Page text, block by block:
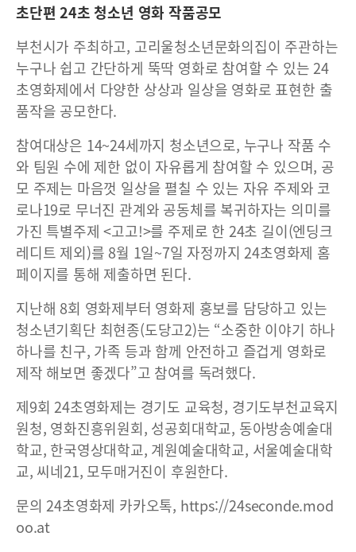
초단편 24초 청소년 영화 작품공모
부천시가 주최하고, 고리울청소년문화의집이 주관하는
누구나 쉽고 간단하게 뚝딱 영화로 참여할 수 있는 24
초영화제에서 다양한 상상과 일상을 영화로 표현한 출
품작을 공모한다.
참여대상은 14~24세까지 청소년으로, 누구나 작품 수
와 팀원 수에 제한 없이 자유롭게 참여할 수 있으며, 공
모 주제는 마음껏 일상을 펼칠 수 있는 자유 주제와 코
로나19로 무너진 관계와 공동체를 복귀하자는 의미를
가진 특별주제 <고고!>를 주제로 한 24초 길이(엔딩크
레디트 제외)를 8월 1일~7일 자정까지 24초영화제 홈
페이지를 통해 제출하면 된다.
지난해 8회 영화제부터 영화제 홍보를 담당하고 있는
청소년기획단 최현종(도당고2)는 “소중한 이야기 하나
하나를 친구, 가족 등과 함께 안전하고 즐겁게 영화로
제작 해보면 좋겠다”고 참여를 독려했다.
제9회 24초영화제는 경기도 교육청, 경기도부천교육지
원청, 영화진흥위원회, 성공회대학교, 동아방송예술대
학교, 한국영상대학교, 계원예술대학교, 서울예술대학
교, 씨네21, 모두매거진이 후원한다.
문의 24초영화제 카카오톡, https://24seconde.mod
oo.at